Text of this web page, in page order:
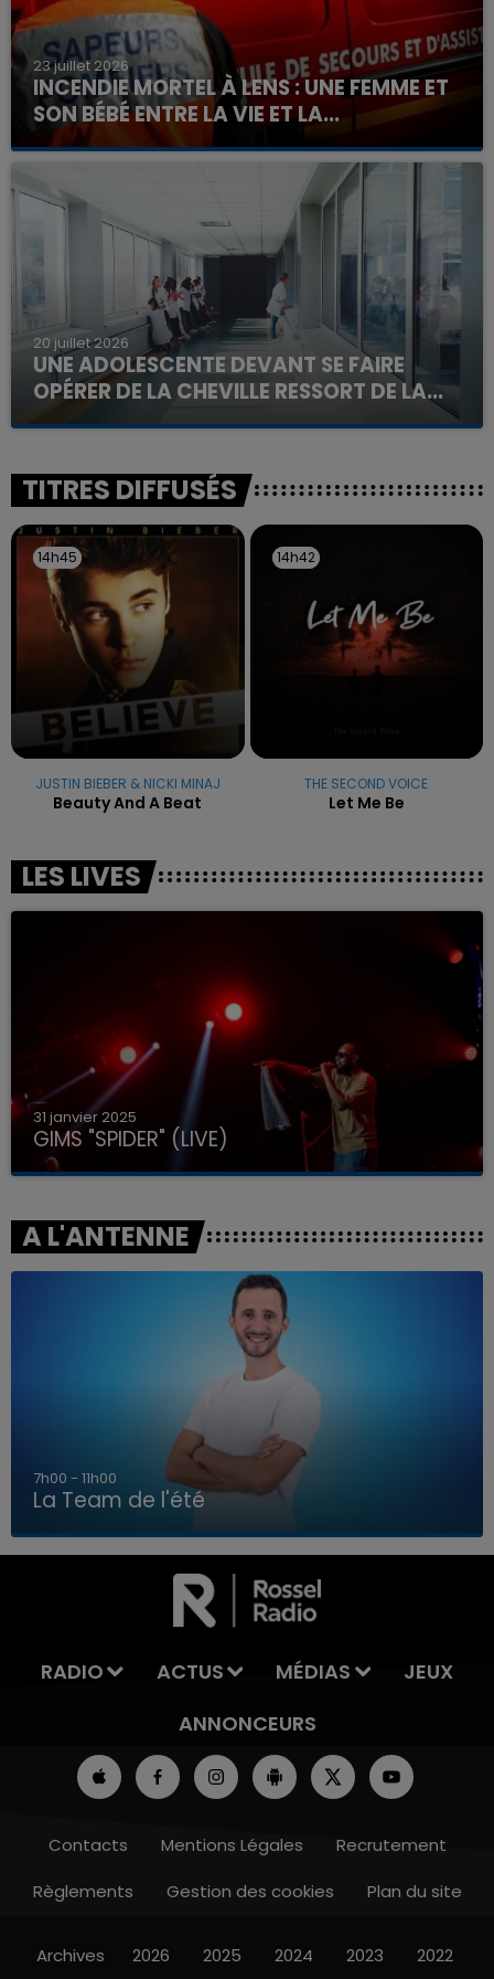
LA TEAM DE L'ÉTÉ
23 juillet 2026
INCENDIE MORTEL À LENS : UNE FEMME ET
SON BÉBÉ ENTRE LA VIE ET LA...
Un homme s'est immolé par le feu après avoir
aspergé sa compagne et leur bébé de trois mois
d'un liquide inflammable.
20 juillet 2026
UNE ADOLESCENTE DEVANT SE FAIRE
OPÉRER DE LA CHEVILLE RESSORT DE LA...
La famille a porté plainte contre la clinique qui a
excuses.
TITRES DIFFUSÉS
14h45
14h45
JUSTIN BIEBER & NICKI MINAJ
Beauty And A Beat
14h42
14h42
THE SECOND VOICE
Let Me Be
LES LIVES
31 janvier 2025
GIMS "SPIDER" (LIVE)
A L'ANTENNE
7h00 - 11h00
La Team de l'été
RADIO ACTUS MÉDIAS
JEUX
ANNONCEURS
Contacts Mentions Légales
Recrutement
Règlements
Gestion des cookies Plan du site
Archives 2026 2025 2024 2023 2022